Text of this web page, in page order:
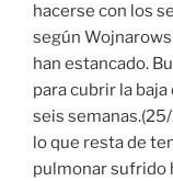
hacerse con los
según
han estancado.
para cubrir la
seis semanas.(25/
lo que resta de
pulmonar sufrido